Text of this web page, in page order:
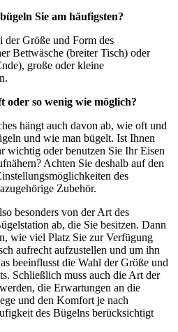
Sie am häufigsten?
der Größe und Form des
Bettwäsche (breiter Tisch) oder
große oder kleine
oder so wenig wie möglich?
hängt auch davon ab, wie oft und
und wie man bügelt. Ist Ihnen
wichtig oder benutzen Sie Ihr Eisen
Achten Sie deshalb auf den
des
Zubehör.
besonders von der Art des
ab, die Sie besitzen. Dann
wie viel Platz Sie zur Verfügung
aufrecht aufzustellen und um ihn
beeinflusst die Wahl der Größe und
Schließlich muss auch die Art der
die Erwartungen an die
und den Komfort je nach
des Bügelns berücksichtigt